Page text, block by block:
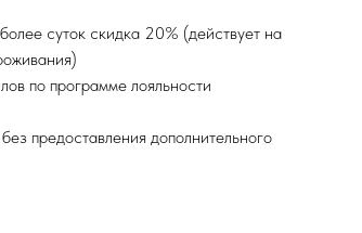
суток скидка 20% (действует на
по программе лояльности
предоставления дополнительного